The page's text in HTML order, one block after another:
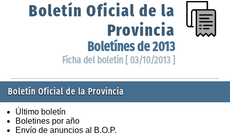
Boletín Oficial de la
Provincia
Boletínes de 2013
Ficha del boletín [ 03/10/2013 ]
Boletín Oficial de la Provincia
Último boletín
Boletines por año
Envío de anuncios al B.O.P.